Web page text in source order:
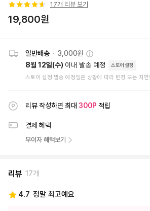
17개 리뷰 보기
19,800원
일반배송 • 3,000원
8월 12일(수) 이내 발송 예정 스토어설정
스토어 설정 발송 예정일은 상황에 따라 변경 또는 지
리뷰 작성하면 최대 300P 적립
결제 혜택
무이자 혜택보기
리뷰 17개
4.7 정말 최고예요